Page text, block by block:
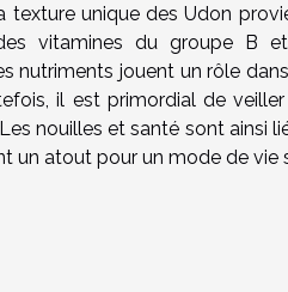
texture unique des Udon
vitamines du groupe B
nutriments jouent un rôle
il est primordial de
nouilles et santé sont ainsi
un atout pour un mode de vie